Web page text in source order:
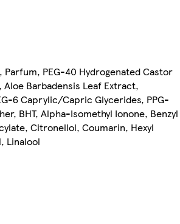
Parfum, PEG-40 Hydrogenated Castor
Barbadensis Leaf Extract,
6 Caprylic/Capric Glycerides, PPG-
BHT, Alpha-Isomethyl Ionone, Benzyl
Citronellol, Coumarin, Hexyl
Linalool